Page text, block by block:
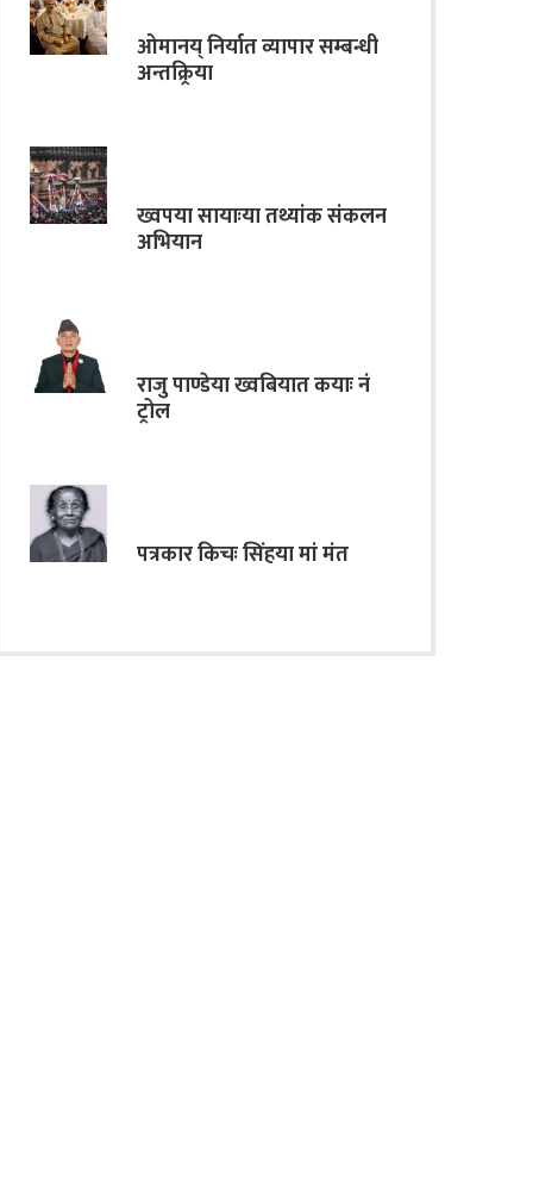
ओमानय् निर्यात व्यापार सम्बन्धी
अन्तक्र्रिया
ख्वपया सायाःया तथ्यांक संकलन
अभियान
राजु पाण्डेया ख्वबियात कयाः नं
ट्रोल
पत्रकार किचः सिंहया मां मंत